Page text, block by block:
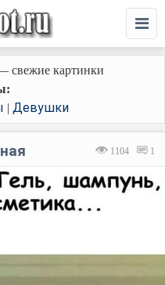
картинки
| Девушки
1104 1